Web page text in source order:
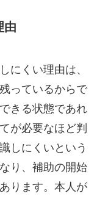
由
にくい理由は、
っているからで
きる状態であれ
が必要なほど判
しにくいという
り、補助の開始
ります。本人が